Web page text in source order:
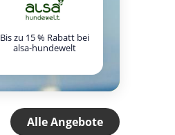
Bis zu 15 % Rabatt bei
alsa-hundewelt
Alle Angebote